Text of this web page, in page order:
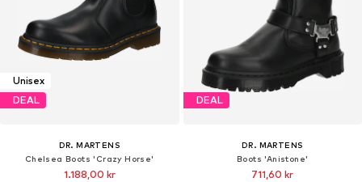
Unisex
DEAL
DR. MARTENS
Chelsea Boots 'Crazy Horse'
1.188,00 kr
DEAL
DR. MARTENS
Boots 'Anistone'
711,60 kr